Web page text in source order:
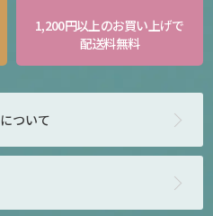
1,200円以上のお買い上げで
配送料無料
について